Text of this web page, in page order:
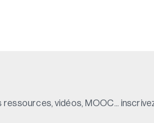
vidéos, MOOC...